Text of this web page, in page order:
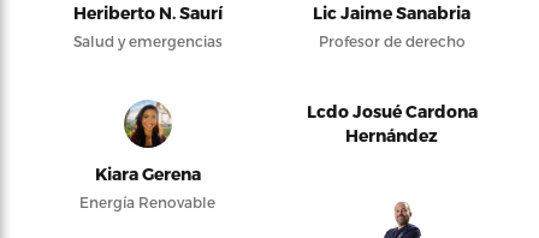
Heriberto N. Saurí
Salud y emergencias
Lic Jaime Sanabria
Profesor de derecho
Kiara Gerena
Energía Renovable
Lcdo Josué Cardona
Hernández